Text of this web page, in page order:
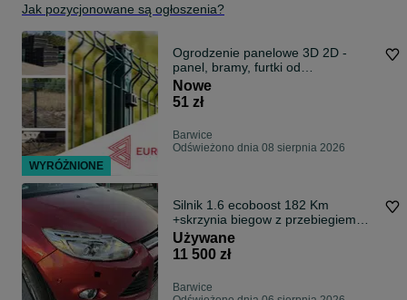
Jak pozycjonowane są ogłoszenia?
Ogrodzenie panelowe 3D 2D -
panel, bramy, furtki od
PRODUCENTA
Nowe
51 zł
Barwice
Odświeżono dnia 08 sierpnia 2026
Silnik 1.6 ecoboost 182 Km
+skrzynia biegow z przebiegiem
94tys + auto gratis!!! Silnik JTDB z
nowym rozrzadem
Używane
11 500 zł
Barwice
WYRÓŻNIONE